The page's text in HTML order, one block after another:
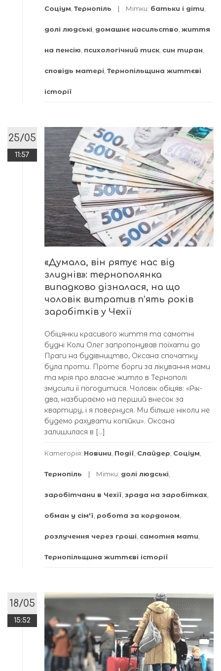
Соціум Тернопіль Мітки: батьки і діти
долі людські домашнє насильство життя
на пенсію психологічний тиск син тиран
сповідь матері Тернопільщина життєві
історії
25/05
11:57
«Думала, він рятує нас від
злиднів»: тернополянка
випадково дізналася, на що
чоловік витратив п’ять років
заробітків у Чехії
Обіцянки красивого життя та самотні
будні Коли Олег запропонував поїхати до
Праги на будівництво, Оксана спочатку
була проти. Проте борги за лікування мами
та мрія про власне житло в Тернополі
змусили її погодитися. Чоловік обіцяв: «Рік-
два, назбираємо на перший внесок за
квартиру, і я повернуся. Ми більше ніколи не
будемо рахувати копійки». Оксана
залишилася в […]
Категорія: Новини Події Слайдер Соціум
Тернопіль Мітки: долі людські
заробітчани в Чехії зрада на заробітках
обман у сім'ї робота за кордоном
розлучення через гроші самотня мати
Тернопільщина життєві історії
18/05
15:52